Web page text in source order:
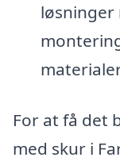
løsninger
For at få det
med skur i